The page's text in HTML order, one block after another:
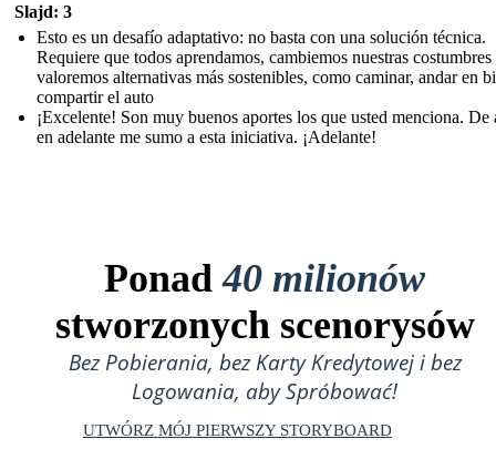
Slajd: 3
Esto es un desafío adaptativo: no basta con una solución técnica.
Requiere que todos aprendamos, cambiemos nuestras costumbres
valoremos alternativas más sostenibles, como caminar, andar en
compartir el auto
¡Excelente! Son muy buenos aportes los que usted menciona. De
en adelante me sumo a esta iniciativa. ¡Adelante!
Ponad40 milionów
stworzonych scenorysów
Bez Pobierania, bez Karty Kredytowej i bez
Logowania, aby Spróbować!
UTWÓRZ MÓJ PIERWSZY STORYBOARD